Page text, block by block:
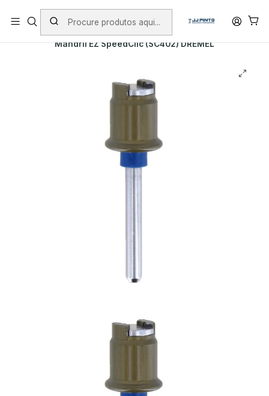
PORTES INCLUÍDOS EM ENCOMENDAS +75€ (excepto ilhas)
Início PRODUTOS
DREMEL
Mandril EZ SpeedClic (SC402) DREMEL